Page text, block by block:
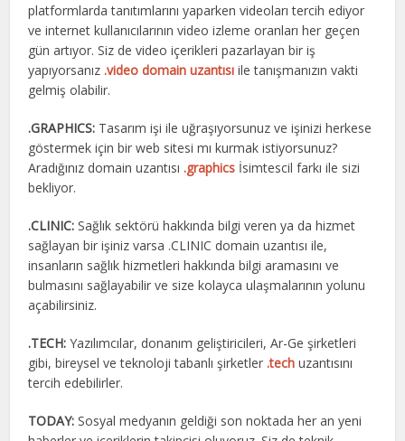
platformlarda tanıtımlarını yaparken videoları tercih ediyor
ve internet kullanıcılarının video izleme oranları her geçen
gün artıyor. Siz de video içerikleri pazarlayan bir iş
yapıyorsanız.video domain uzantısı ile tanışmanızın vakti
gelmiş olabilir.
.GRAPHICS: Tasarım işi ile uğraşıyorsunuz ve işinizi herkese
göstermek için bir web sitesi mı kurmak istiyorsunuz?
Aradığınız domain uzantısı.graphics İsimtescil farkı ile sizi
bekliyor.
.CLINIC: Sağlık sektörü hakkında bilgi veren ya da hizmet
sağlayan bir işiniz varsa .CLINIC domain uzantısı ile,
insanların sağlık hizmetleri hakkında bilgi aramasını ve
bulmasını sağlayabilir ve size kolayca ulaşmalarının yolunu
açabilirsiniz.
.TECH: Yazılımcılar, donanım geliştiricileri, Ar-Ge şirketleri
gibi, bireysel ve teknoloji tabanlı şirketler.tech uzantısını
tercih edebilirler.
TODAY: Sosyal medyanın geldiği son noktada her an yeni